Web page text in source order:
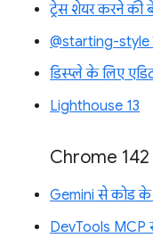
ट्रेस शेयर करने की
@starting-style
डिस्प्ले के लिए
Lighthouse 13
Chrome 142
Gemini से कोड के
DevTools MCP